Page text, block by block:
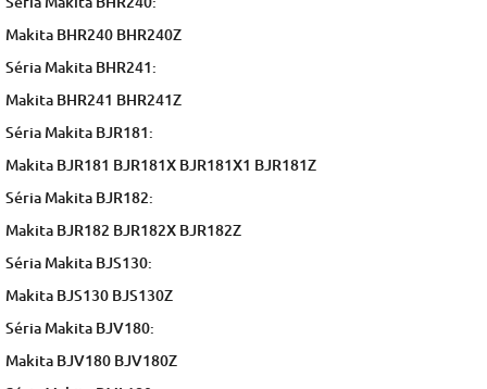
Makita BHR240 BHR240Z
Séria Makita BHR241:
Makita BHR241 BHR241Z
Séria Makita BJR181:
Makita BJR181 BJR181X BJR181X1 BJR181Z
Séria Makita BJR182:
Makita BJR182 BJR182X BJR182Z
Séria Makita BJS130:
Makita BJS130 BJS130Z
Séria Makita BJV180:
Makita BJV180 BJV180Z